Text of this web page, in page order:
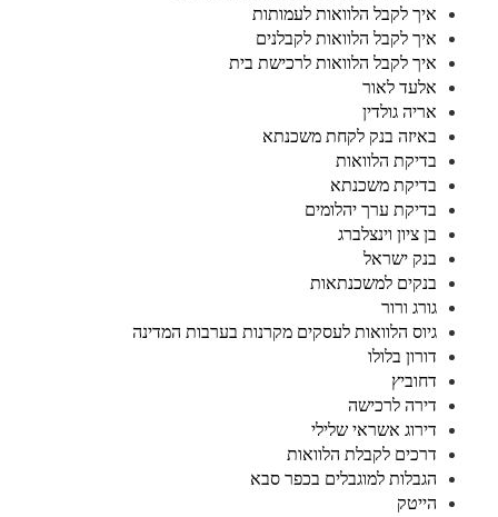
איך לקבל הלוואות לעמותות
איך לקבל הלוואות לקבלנים
איך לקבל הלוואות לרכישת בית
אלעד לאור
אריה גולדין
באיזה בנק לקחת משכנתא
בדיקת הלוואות
בדיקת משכנתא
בדיקת ערך יהלומים
בן ציון וינצלברג
בנק ישראל
בנקים למשכנתאות
גורג ורור
גיוס הלוואות לעסקים מקרנות בערבות המדינה
דורון בלולו
דחוביץ
דירה לרכישה
דירוג אשראי שלילי
דרכים לקבלת הלוואות
הגבלות למוגבלים בכפר סבא
הייטק